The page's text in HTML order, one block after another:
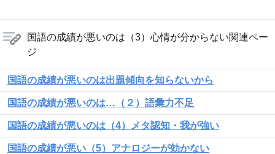
国語の成績が悪いのは（3）心情が分からない関連ペー
ジ
国語の成績が悪いのは出題傾向を知らないから
国語の成績が悪いのは…（２）語彙力不足
国語の成績が悪いのは（4）メタ認知・我が強い
国語の成績が悪い（5）アナロジーが効かない